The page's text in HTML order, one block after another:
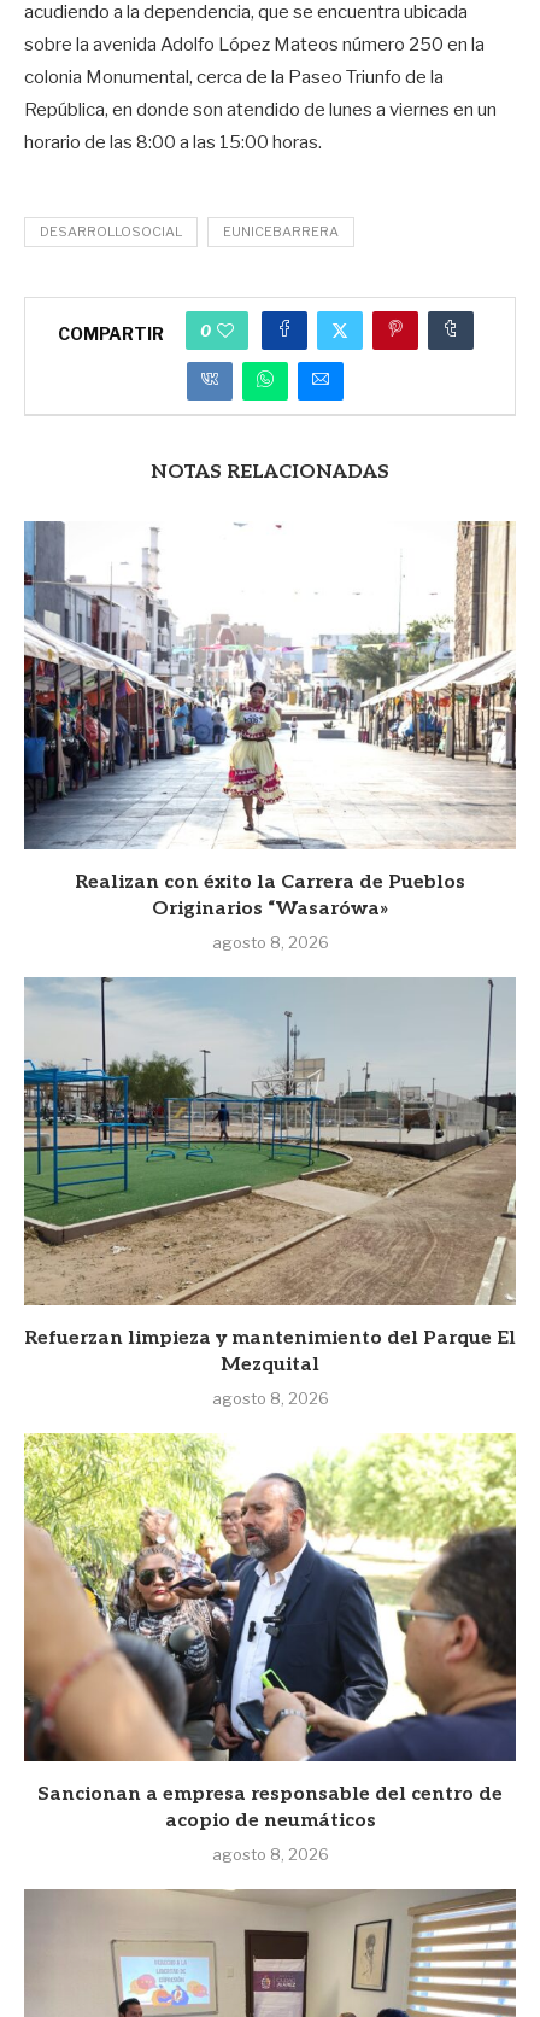
acudiendo a la dependencia, que se encuentra ubicada
sobre la avenida Adolfo López Mateos número 250 en la
colonia Monumental, cerca de la Paseo Triunfo de la
República, en donde son atendido de lunes a viernes en un
horario de las 8:00 a las 15:00 horas.
DESARROLLOSOCIAL EUNICEBARRERA
COMPARTIR 0
NOTAS RELACIONADAS
Realizan con éxito la Carrera de Pueblos
Originarios “Wasarówa»
agosto 8, 2026
Refuerzan limpieza y mantenimiento del Parque El
Mezquital
agosto 8, 2026
Sancionan a empresa responsable del centro de
acopio de neumáticos
agosto 8, 2026